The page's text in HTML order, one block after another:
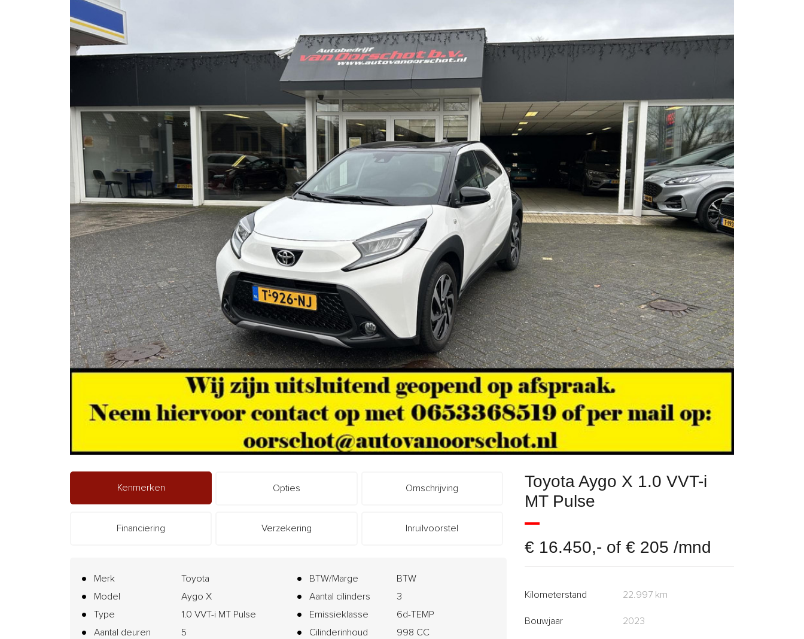
Kenmerken Opties Omschrijving
Financiering Verzekering Inruilvoorstel
Merk
Toyota
Model
Aygo X
Type
1.0 VVT-i MT Pulse
Aantal deuren
5
BTW/Marge
BTW
Aantal cilinders
3
Emissieklasse
6d-TEMP
Cilinderinhoud
998 CC
Toyota Aygo X 1.0 VVT-i
MT Pulse
€ 16.450,- of € 205 /mnd
Kilometerstand 22.997 km
Bouwjaar 2023